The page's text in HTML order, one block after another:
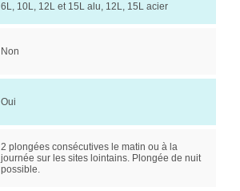
6L, 10L, 12L et 15L alu, 12L, 15L acier
Non
Oui
2 plongées consécutives le matin ou à la
journée sur les sites lointains. Plongée de nuit
possible.